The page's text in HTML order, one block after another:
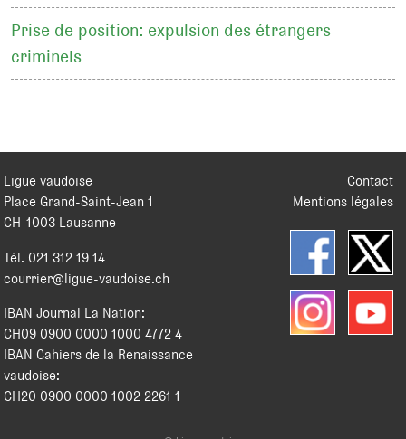
Prise de position: expulsion des étrangers
criminels
Contact
Mentions légales
Ligue vaudoise
Place Grand-Saint-Jean 1
CH-1003 Lausanne
Tél. 021 312 19 14
courrier@ligue-vaudoise.ch
IBAN Journal La Nation:
CH09 0900 0000 1000 4772 4
IBAN Cahiers de la Renaissance
vaudoise:
CH20 0900 0000 1002 2261 1